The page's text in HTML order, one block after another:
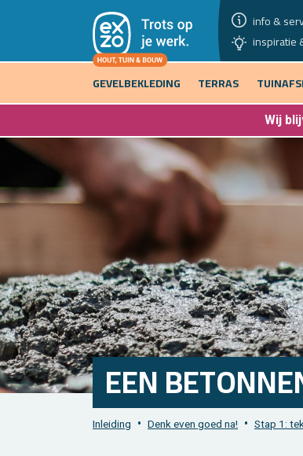
info &
inspiratie
GEVELBEKLEDING
TERRAS
Wij
EEN
In­lei­ding • Denk even goed na! • Stap 1: